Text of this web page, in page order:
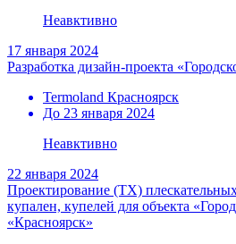
Неавктивно
17 января 2024
Разработка дизайн-проекта
Termoland Красноярск
До 23 января 2024
Неавктивно
22 января 2024
Проектирование (ТХ)
купален, купелей для объекта
«Красноярск»